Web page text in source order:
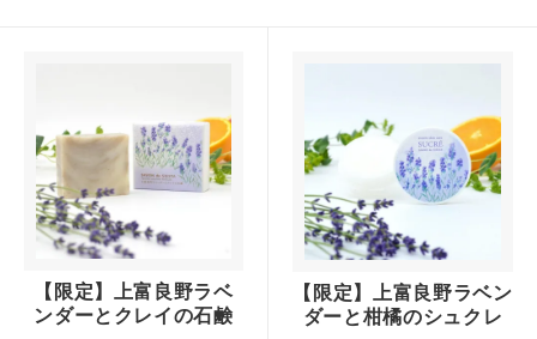
【限定】上富良野ラベ
ンダーとクレイの石鹸
【限定】上富良野ラベン
ダーと柑橘のシュクレ